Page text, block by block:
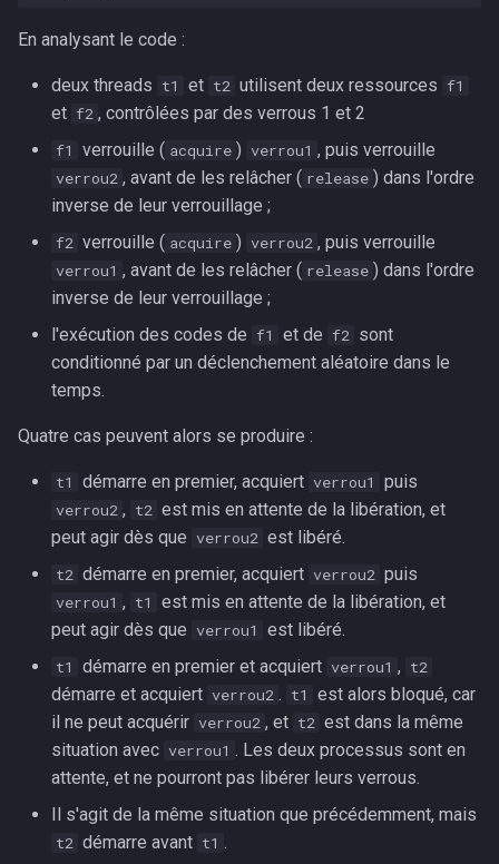
En analysant le code :
deux threads t1 et t2 utilisent deux ressources f1
et f2 , contrôlées par des verrous 1 et 2
f1 verrouille ( acquire ) verrou1 , puis verrouille
verrou2 , avant de les relâcher ( release ) dans l'ordre
inverse de leur verrouillage ;
f2 verrouille ( acquire ) verrou2 , puis verrouille
verrou1 , avant de les relâcher ( release ) dans l'ordre
inverse de leur verrouillage ;
l'exécution des codes de f1 et de f2 sont
conditionné par un déclenchement aléatoire dans le
temps.
Quatre cas peuvent alors se produire :
t1 démarre en premier, acquiert verrou1 puis
verrou2 , t2 est mis en attente de la libération, et
peut agir dès que verrou2 est libéré.
t2 démarre en premier, acquiert verrou2 puis
verrou1 , t1
est mis en attente de la libération, et
peut agir dès que verrou1 est libéré.
t1 démarre en premier et acquiert verrou1 , t2
démarre et acquiert verrou2 . t1
est alors bloqué, car
il ne peut acquérir verrou2 , et t2 est dans la même
situation avec verrou1 . Les deux processus sont en
attente, et ne pourront pas libérer leurs verrous.
Il s'agit de la même situation que précédemment, mais
t2 démarre avant t1 .